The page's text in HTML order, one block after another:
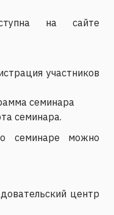
на сайте
участников
семинара
семинара.
семинаре можно
центр